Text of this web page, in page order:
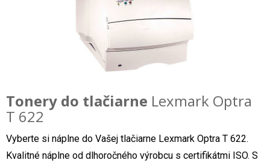
Tonery do tlačiarne Lexmark Optra
T 622
Vyberte si náplne do Vašej tlačiarne Lexmark Optra T 622.
Kvalitné náplne od dlhoročného výrobcu s certifikátmi ISO. S